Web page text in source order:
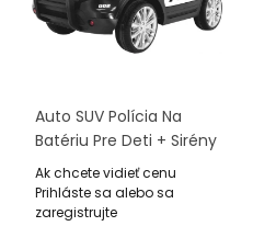
Auto SUV Polícia Na
Batériu Pre Deti + Sirény
+ Svietidlá + Megafón +
Ovládač + Pomalý Štart
+ EVA + Nálepky
Ak chcete vidieť cenu
Prihláste sa alebo sa
zaregistrujte